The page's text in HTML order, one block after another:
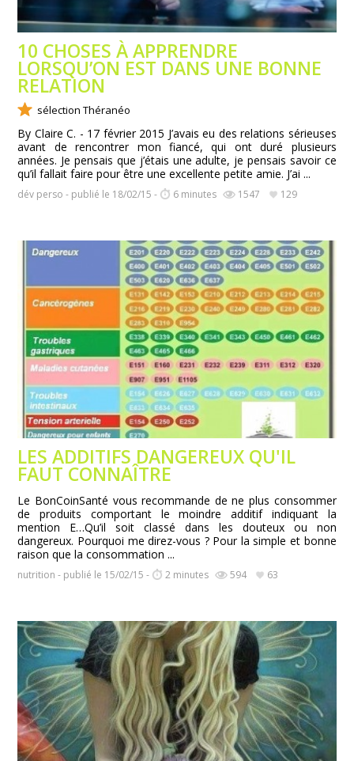
10 CHOSES À APPRENDRE
LORSQU’ON EST DANS UNE BONNE
RELATION
sélection Théranéo
By Claire C. - 17 février 2015 J’avais eu des relations sérieuses
avant de rencontrer mon fiancé, qui ont duré plusieurs
années. Je pensais que j’étais une adulte, je pensais savoir ce
qu’il fallait faire pour être une excellente petite amie. J’ai ...
dév perso - publié le 18/02/15 - 6 minutes 1547 129
LES ADDITIFS DANGEREUX QU'IL
FAUT CONNAÎTRE
Le BonCoinSanté vous recommande de ne plus consommer
de produits comportant le moindre additif indiquant la
mention E…Qu’il soit classé dans les douteux ou non
dangereux. Pourquoi me direz-vous ? Pour la simple et bonne
raison que la consommation ...
nutrition - publié le 15/02/15 - 2 minutes 594 63